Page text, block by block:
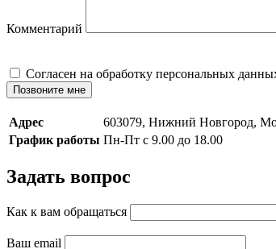
Комментарий
Cогласен на обработку персональных
Позвоните мне
Адрес
603079, Нижний Новгород,
График работы Пн-Пт с 9.00 до 18.00
Задать вопрос
Как к вам обращаться
Ваш email